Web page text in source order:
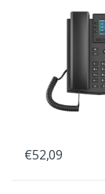
€52,09